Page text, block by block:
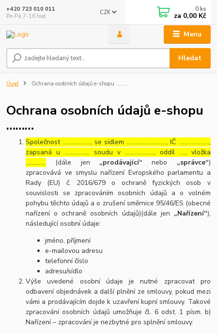
Menu
CZK
Hledat
+420 723 010 011
Po-Pá 7-16 hod.
0 ks
za 0,00 Kč
Úvod Ochrana osobních údajů e-shopu ………
Ochrana osobních údajů e-shopu
………
Společnost ………………., se sídlem ………………………, IČ …………………,
zapsaná u …………….. soudu v ……………….., oddíl …., vložka
………….. (dále jen „prodávající“ nebo „správce“)
zpracovává ve smyslu nařízení Evropského parlamentu a
Rady (EU) č. 2016/679 o ochraně fyzických osob v
souvislosti se zpracováním osobních údajů a o volném
pohybu těchto údajů a o zrušení směrnice 95/46/ES (obecné
nařízení o ochraně osobních údajů)(dále jen „Nařízení“),
následující osobní údaje:
jméno, příjmení
e-mailovou adresu
telefonní číslo
adresu/sídlo
Výše uvedené osobní údaje je nutné zpracovat pro
odbavení objednávek a další plnění ze smlouvy, pokud mezi
vámi a prodávajícím dojde k uzavření kupní smlouvy. Takové
zpracování osobních údajů umožňuje čl. 6 odst. 1 písm. b)
Nařízení – zpracování je nezbytné pro splnění smlouvy.